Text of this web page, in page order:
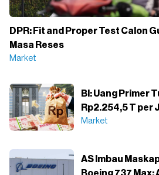
DPR: Fit and Proper Test Calon
Masa Reses
Market
BI: Uang Primer
Rp2.254,5 T per
Market
AS Imbau